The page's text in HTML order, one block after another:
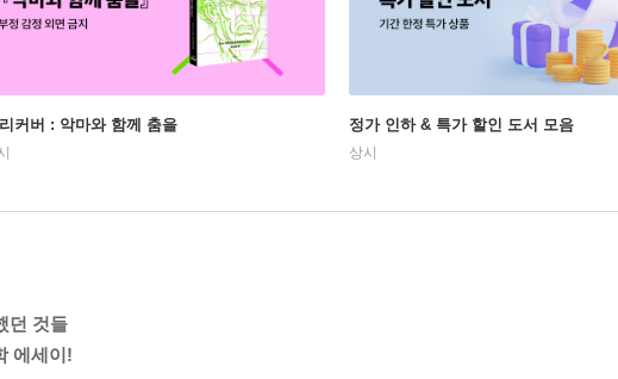
커버 : 악마와 함께 춤을 정가 인하 & 특가 할인 도서 모음
상시
던 것들
에세이!